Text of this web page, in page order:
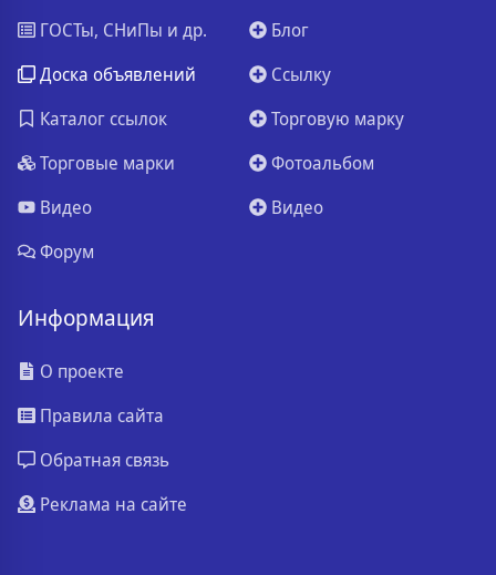
ГОСТы, СНиПы и др.
Доска объявлений
Каталог ссылок
Торговые марки
Видео
Форум
Блог
Ссылку
Торговую марку
Фотоальбом
Видео
Информация
О проекте
Правила сайта
Обратная связь
Реклама на сайте